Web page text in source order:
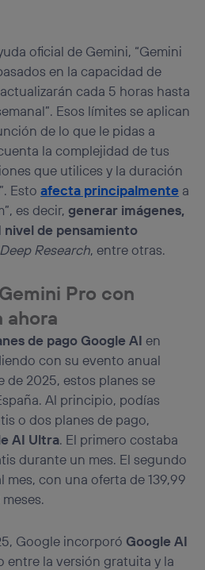
oficial de Gemini, “Gemini
en la capacidad de
cada 5 horas hasta
Esos límites se aplican
de lo que le pidas a
la complejidad de tus
que utilices y la duración
Estoafecta principalmente a
es decir,generar imágenes,
nivel de pensamiento
Deep Research, entre otras.
Pro con
ahora
de pago Google AI en
con su evento anual
de 2025, estos planes se
Al principio, podías
o dos planes de pago,
AI Ultra. El primero costaba
durante un mes. El segundo
mes, con una oferta de 139,99
Google incorporó Google AI
entre la versión gratuita y la